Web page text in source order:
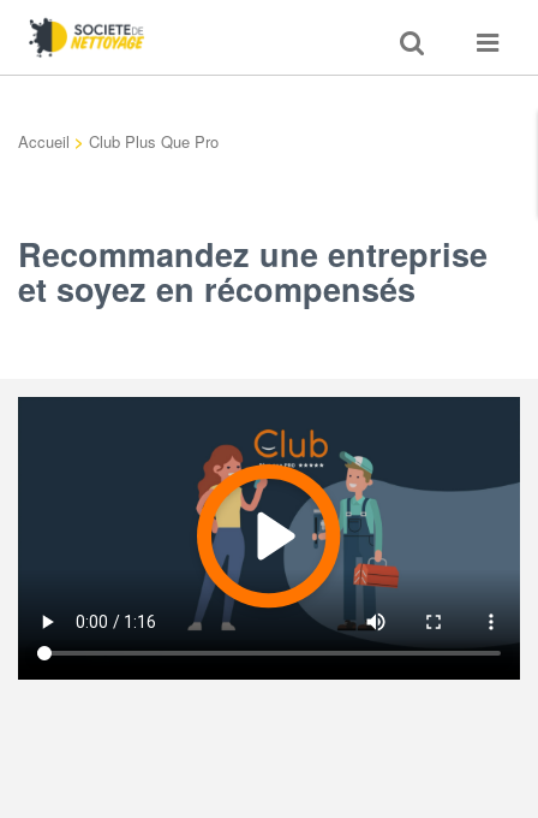
Toggle
search
Toggle
Accueil > Club Plus Que Pro
Recommandez une entreprise
et soyez en récompensés